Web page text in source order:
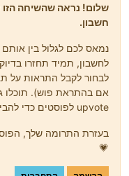
שלום! נראה שהשיחה הזו
חשבון.
נמאס לכם לגלול בין
לחשבון, תמיד תחזרו
לבחור לקבל התראות על
אם בהתראת פוש). תוכלו
upvote לפוסטים כדי להביע הערכה לחברי קהילה אחרים.
בעזרת התרומה שלך,
💗